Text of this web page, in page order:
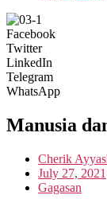
Facebook
Twitter
LinkedIn
Telegram
WhatsApp
Manusia
Cherik
July 27, 2021
Gagasan